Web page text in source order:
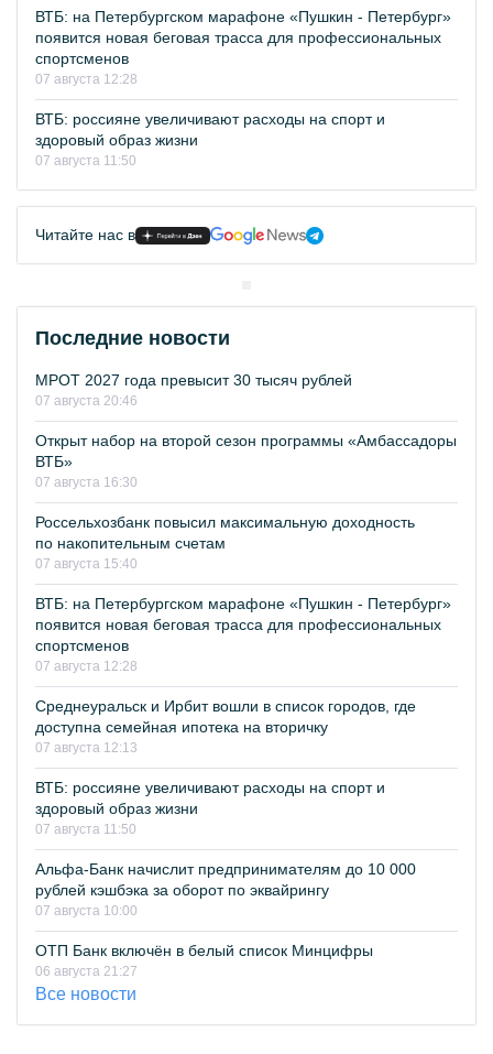
ВТБ: на Петербургском марафоне «Пушкин - Петербург»
появится новая беговая трасса для профессиональных
спортсменов
07 августа 12:28
ВТБ: россияне увеличивают расходы на спорт и
здоровый образ жизни
07 августа 11:50
Читайте нас в
Последние новости
МРОТ 2027 года превысит 30 тысяч рублей
07 августа 20:46
Открыт набор на второй сезон программы «Амбассадоры
ВТБ»
07 августа 16:30
Россельхозбанк повысил максимальную доходность
по накопительным счетам
07 августа 15:40
ВТБ: на Петербургском марафоне «Пушкин - Петербург»
появится новая беговая трасса для профессиональных
спортсменов
07 августа 12:28
Среднеуральск и Ирбит вошли в список городов, где
доступна семейная ипотека на вторичку
07 августа 12:13
ВТБ: россияне увеличивают расходы на спорт и
здоровый образ жизни
07 августа 11:50
Альфа-Банк начислит предпринимателям до 10 000
рублей кэшбэка за оборот по эквайрингу
07 августа 10:00
ОТП Банк включён в белый список Минцифры
06 августа 21:27
Все новости